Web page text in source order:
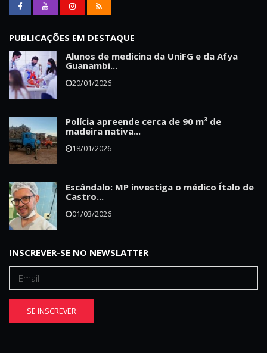
PUBLICAÇÕES EM DESTAQUE
Alunos de medicina da UniFG e da Afya
Guanambi...
20/01/2026
Polícia apreende cerca de 90 m³ de
madeira nativa...
18/01/2026
Escândalo: MP investiga o médico Ítalo de
Castro...
01/03/2026
INSCREVER-SE NO NEWSLATTER
SE INSCREVER